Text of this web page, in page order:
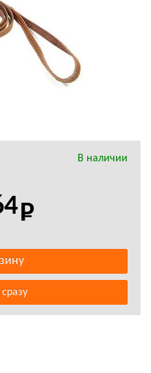
В наличии